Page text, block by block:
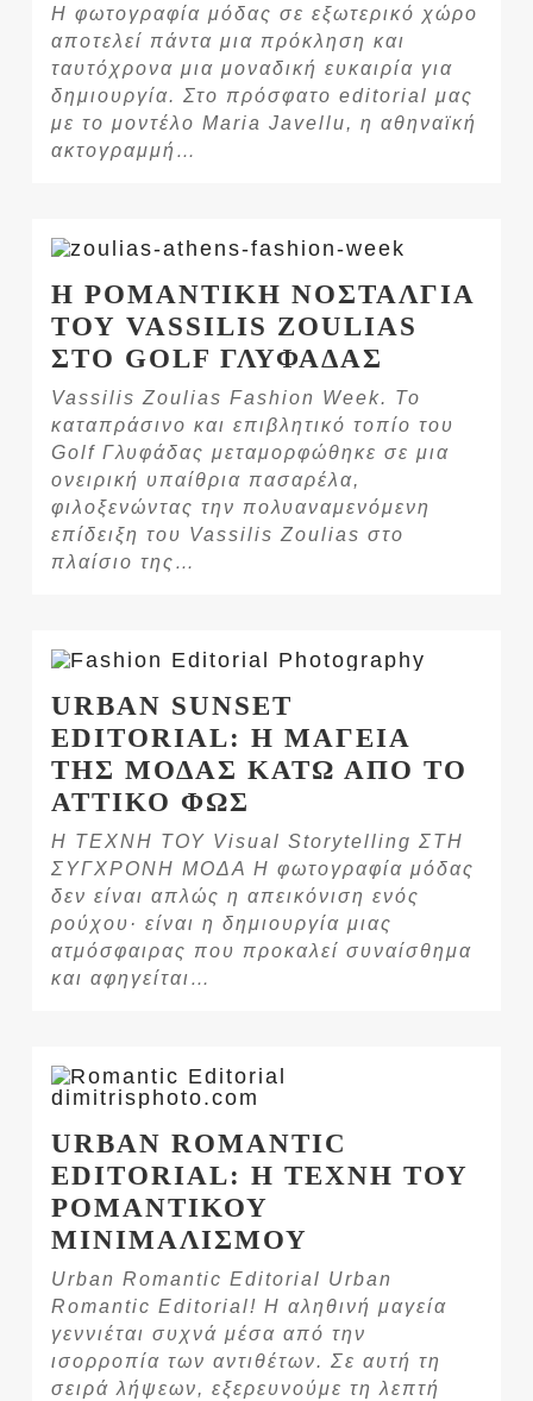
Η φωτογραφία μόδας σε εξωτερικό χώρο
αποτελεί πάντα μια πρόκληση και
ταυτόχρονα μια μοναδική ευκαιρία για
δημιουργία. Στο πρόσφατο editorial μας
με το μοντέλο Maria Javellu, η αθηναϊκή
ακτογραμμή…
Η ΡΟΜΑΝΤΙΚΗ ΝΟΣΤΑΛΓΙΑ
ΤΟΥ VASSILIS ZOULIAS
ΣΤΟ GOLF ΓΛΥΦΑΔΑΣ
Vassilis Zoulias Fashion Week. Το
καταπράσινο και επιβλητικό τοπίο του
Golf Γλυφάδας μεταμορφώθηκε σε μια
ονειρική υπαίθρια πασαρέλα,
φιλοξενώντας την πολυαναμενόμενη
επίδειξη του Vassilis Zoulias στο
πλαίσιο της…
URBAN SUNSET
EDITORIAL: Η ΜΑΓΕΙΑ
ΤΗΣ ΜΟΔΑΣ ΚΑΤΩ ΑΠΟ ΤΟ
ΑΤΤΙΚΟ ΦΩΣ
Η ΤΕΧΝΗ ΤΟΥ Visual Storytelling ΣΤΗ
ΣΥΓΧΡΟΝΗ ΜΟΔΑ Η φωτογραφία μόδας
δεν είναι απλώς η απεικόνιση ενός
ρούχου· είναι η δημιουργία μιας
ατμόσφαιρας που προκαλεί συναίσθημα
και αφηγείται…
URBAN ROMANTIC
EDITORIAL: Η ΤΕΧΝΗ ΤΟΥ
ΡΟΜΑΝΤΙΚΟΥ
ΜΙΝΙΜΑΛΙΣΜΟΥ
Urban Romantic Editorial Urban
Romantic Editorial! Η αληθινή μαγεία
γεννιέται συχνά μέσα από την
ισορροπία των αντιθέτων. Σε αυτή τη
σειρά λήψεων, εξερευνούμε τη λεπτή